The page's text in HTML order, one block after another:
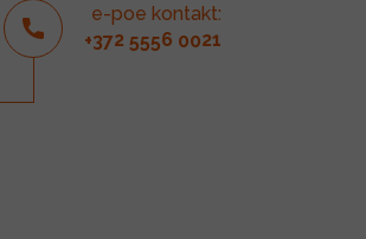
e-poe kontakt:
+372 5556 0021